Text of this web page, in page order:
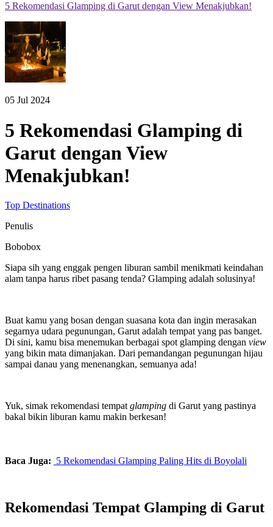
5 Rekomendasi Glamping di Garut dengan View Menakjubkan!
05 Jul 2024
5 Rekomendasi Glamping di
Garut dengan View
Menakjubkan!
Top Destinations
Penulis
Bobobox
Siapa sih yang enggak pengen liburan sambil menikmati keindahan
alam tanpa harus ribet pasang tenda? Glamping adalah solusinya!
Buat kamu yang bosan dengan suasana kota dan ingin merasakan
segarnya udara pegunungan, Garut adalah tempat yang pas banget.
Di sini, kamu bisa menemukan berbagai spot glamping dengan view
yang bikin mata dimanjakan. Dari pemandangan pegunungan hijau
sampai danau yang menenangkan, semuanya ada!
Yuk, simak rekomendasi tempat glamping di Garut yang pastinya
bakal bikin liburan kamu makin berkesan!
Baca Juga: 5 Rekomendasi Glamping Paling Hits di Boyolali
Rekomendasi Tempat Glamping di Garut